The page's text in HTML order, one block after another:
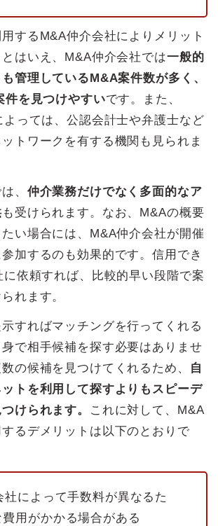
するM&A仲介会社によりメリット
はいえ、M&A仲介会社では一般的
管理しているM&A案件数が多く、
件を見つけやすいです。また、
よっては、公認会計士や弁護士など
トワークを有する機関も見られま
、 仲介業務だけでなく多面的なア
も受けられます。なお、M&Aの概要
い場合には、M&A仲介会社が開催
加するのも効果的です。信用でき
に依頼すれば、比較的早い段階で案
れます。
すればマッチングを行ってくれる
で相手候補を探す必要はありませ
の候補を見つけてくれるため、
自
トを利用して探すよりもスピーデ
けられます。
これに対して、M&A
るデメリットは以下のとおりで
社によって手数料が異なるた
用がかかる場合がある